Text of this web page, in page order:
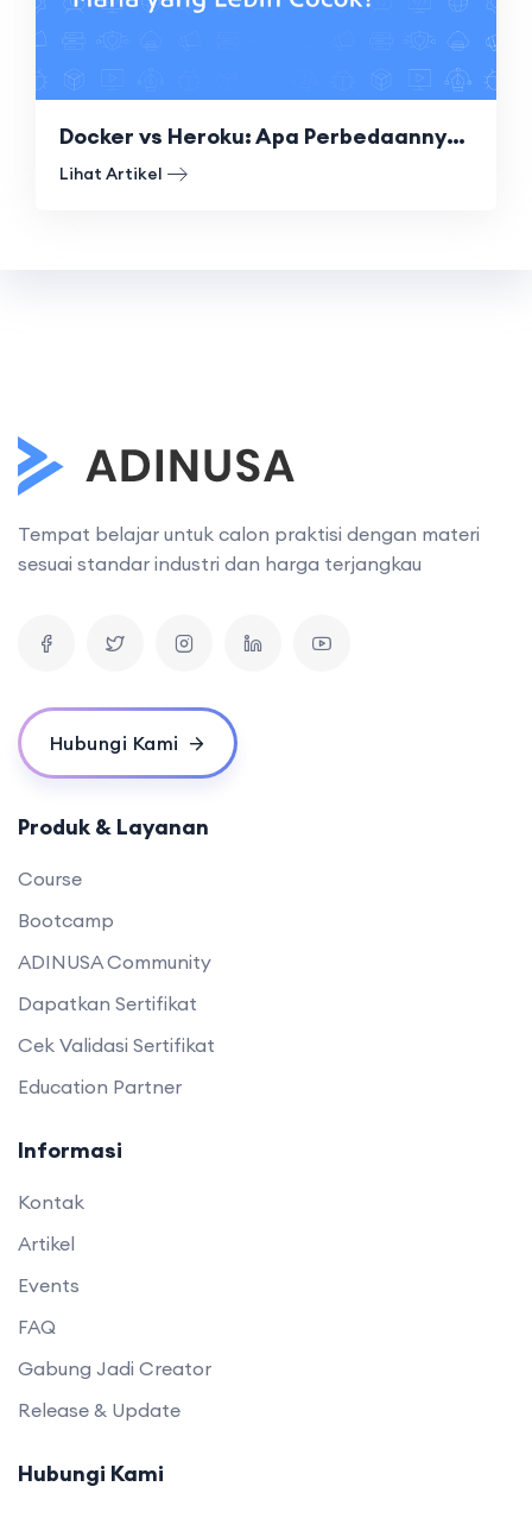
Docker vs Heroku: Apa Perbedaannya dan Mana yang Lebih Cocok?
Lihat Artikel
Tempat belajar untuk calon praktisi dengan materi
sesuai standar industri dan harga terjangkau
Hubungi Kami
Produk & Layanan
Course
Bootcamp
ADINUSA Community
Dapatkan Sertifikat
Cek Validasi Sertifikat
Education Partner
Informasi
Kontak
Artikel
Events
FAQ
Gabung Jadi Creator
Release & Update
Hubungi Kami